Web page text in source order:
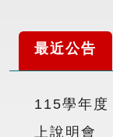
最近公告
115學年度
上說明會